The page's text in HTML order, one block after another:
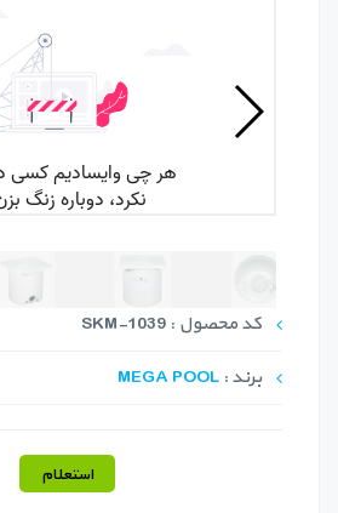
کد محصول : SKM-1039
برند : MEGA POOL
استعلام